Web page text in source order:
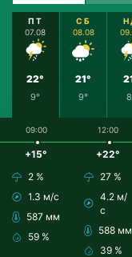
ПТ
07.08
22°
9°
СБ
08.08
21°
9°
09:00
+15°
2 %
1.3 м/с
587 мм
59 %
12:00
+22°
27 %
4.2 м/
с
588 мм
39 %